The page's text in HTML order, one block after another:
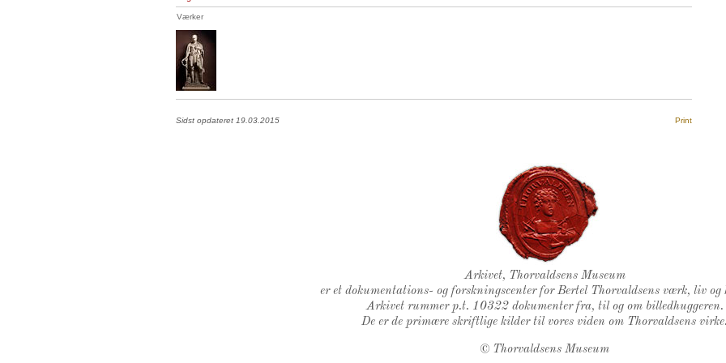
Værker
Sidst opdateret 19.03.2015 Print
Thorvaldsens Segl
Arkivet, Thorvaldsens Museum
er et dokumentations- og forskningscenter for Bertel Thorvaldsens værk, liv og
Arkivet rummer p.t. 10322 dokumenter fra, til og om billedhuggeren.
De er de primære skriftlige kilder til vores viden om Thorvaldsens virke.
© Thorvaldsens Museum